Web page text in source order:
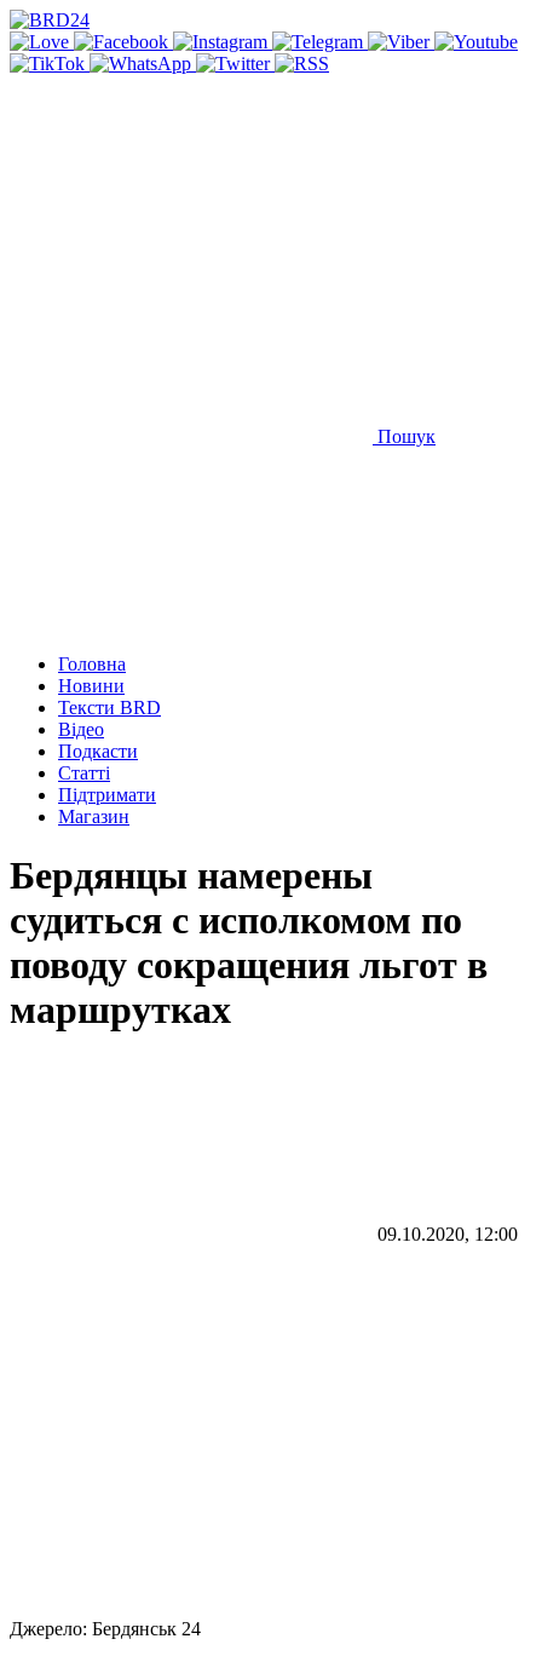
Пошук
Головна
Новини
Тексти BRD
Відео
Подкасти
Статті
Підтримати
Магазин
Бердянцы намерены
судиться с исполкомом по
поводу сокращения льгот в
маршрутках
09.10.2020, 12:00
Джерело: Бердянськ 24